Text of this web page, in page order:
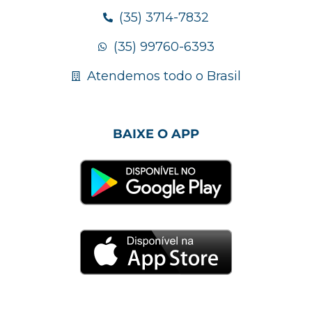
(35) 3714-7832
(35) 99760-6393
Atendemos todo o Brasil
BAIXE O APP